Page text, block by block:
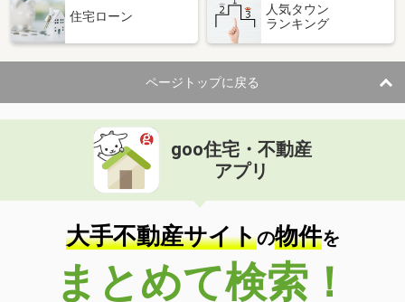
住宅ローン
人気タウン
ランキング
ページトップに戻る
goo住宅・不動産
アプリ
大手不動産サイトの物件を
まとめて検索！